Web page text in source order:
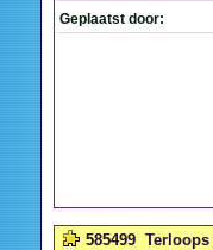
Geplaatst door:
585499